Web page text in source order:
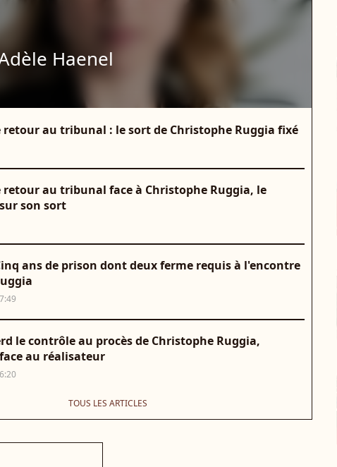
Haenel
retour au tribunal : le sort de Christophe Ruggia fixé
retour au tribunal face à Christophe Ruggia, le
son sort
ans de prison dont deux ferme requis à l'encontre
le contrôle au procès de Christophe Ruggia,
au réalisateur
TOUS LES ARTICLES